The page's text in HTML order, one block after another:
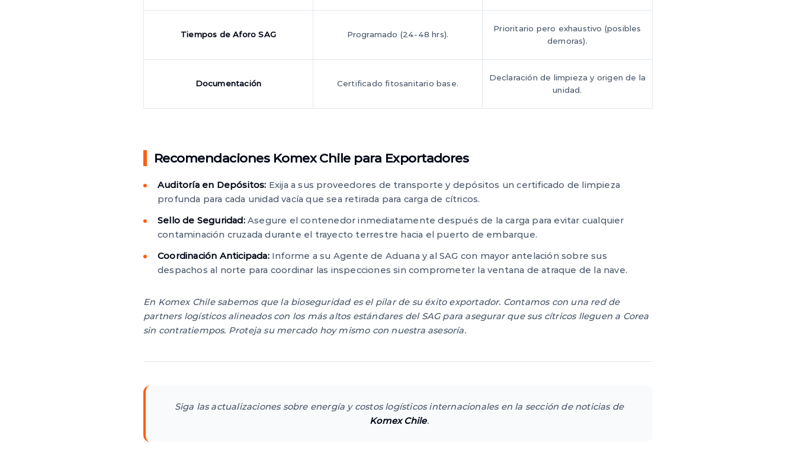
Tiempos de Aforo SAG Programado (24-48 hrs).
Prioritario pero exhaustivo (posibles
demoras).
Documentación Certificado fitosanitario base.
Declaración de limpieza y origen de la
unidad.
Recomendaciones Komex Chile para Exportadores
Auditoría en Depósitos: Exija a sus proveedores de transporte y depósitos un certificado de limpieza
profunda para cada unidad vacía que sea retirada para carga de cítricos.
Sello de Seguridad:Asegure el contenedor inmediatamente después de la carga para evitar cualquier
contaminación cruzada durante el trayecto terrestre hacia el puerto de embarque.
Coordinación Anticipada:Informe a su Agente de Aduana y al SAG con mayor antelación sobre sus
despachos al norte para coordinar las inspecciones sin comprometer la ventana de atraque de la nave.
En Komex Chile sabemos que la bioseguridad es el pilar de su éxito exportador. Contamos con una red de
partners logísticos alineados con los más altos estándares del SAG para asegurar que sus cítricos lleguen a Corea
sin contratiempos. Proteja su mercado hoy mismo con nuestra asesoría.
Siga las actualizaciones sobre energía y costos logísticos internacionales en la sección de noticias de
Komex Chile.